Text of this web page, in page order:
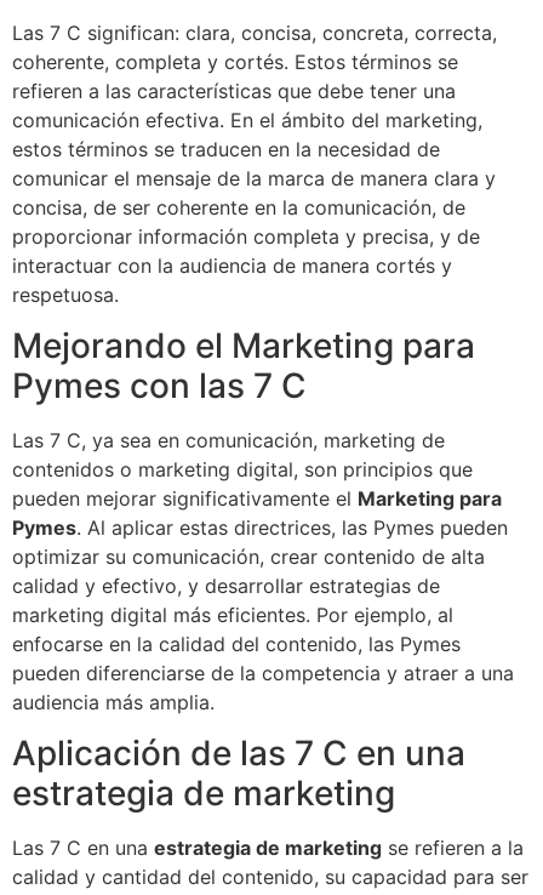
Las 7 C significan: clara, concisa, concreta, correcta,
coherente, completa y cortés. Estos términos se
refieren a las características que debe tener una
comunicación efectiva. En el ámbito del marketing,
estos términos se traducen en la necesidad de
comunicar el mensaje de la marca de manera clara y
concisa, de ser coherente en la comunicación, de
proporcionar información completa y precisa, y de
interactuar con la audiencia de manera cortés y
respetuosa.
Mejorando el Marketing para
Pymes con las 7 C
Las 7 C, ya sea en comunicación, marketing de
contenidos o marketing digital, son principios que
pueden mejorar significativamente el Marketing para
Pymes. Al aplicar estas directrices, las Pymes pueden
optimizar su comunicación, crear contenido de alta
calidad y efectivo, y desarrollar estrategias de
marketing digital más eficientes. Por ejemplo, al
enfocarse en la calidad del contenido, las Pymes
pueden diferenciarse de la competencia y atraer a una
audiencia más amplia.
Aplicación de las 7 C en una
estrategia de marketing
Las 7 C en una estrategia de marketing se refieren a la
calidad y cantidad del contenido, su capacidad para ser